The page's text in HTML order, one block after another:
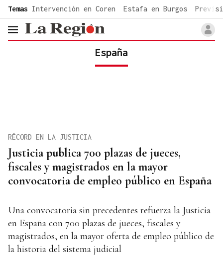
common.go-to-content
Temas Intervención en Coren Estafa en Burgos
header.menu.open
España
Justicia publica 700 plazas de jueces,
fiscales y magistrados en la mayor
convocatoria de empleo público en España
RÉCORD EN LA JUSTICIA
Una convocatoria sin precedentes refuerza la Justicia
en España con 700 plazas de jueces, fiscales y
magistrados, en la mayor oferta de empleo público de
la historia del sistema judicial